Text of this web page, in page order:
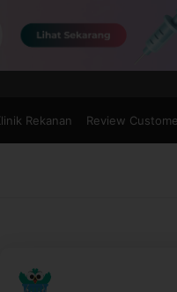
Rekanan Review